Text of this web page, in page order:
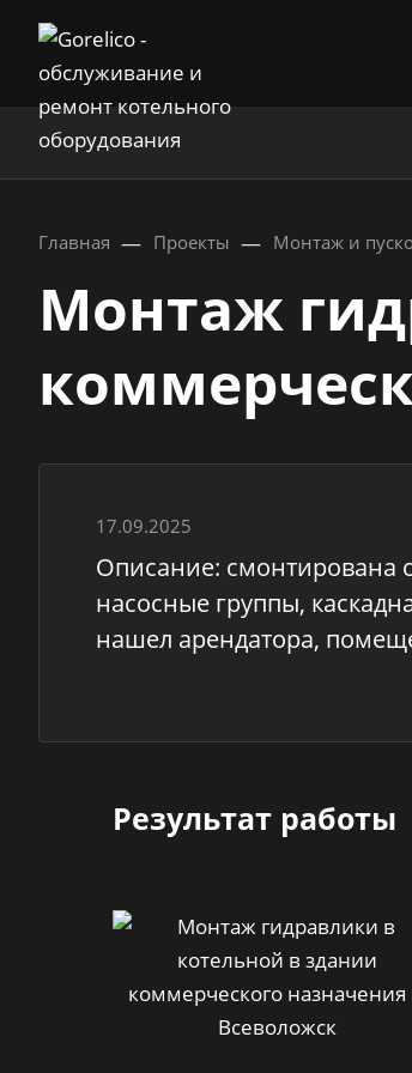
Главная — Проекты — Монтаж и
Монтаж
17.09.2025
Описание: смонтирована
насосные группы,
нашел арендатора,
Результат работы